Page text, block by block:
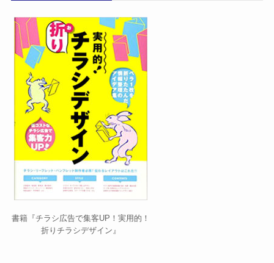
書籍『チラシ広告で集客UP！実用的！
折りチラシデザイン』